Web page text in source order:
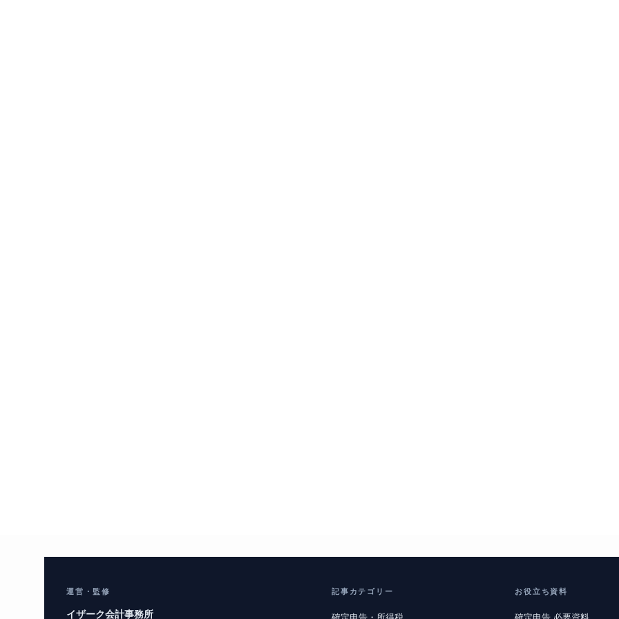
運営・監修
イザーク会計事務所
記事カテゴリー お役立ち資料